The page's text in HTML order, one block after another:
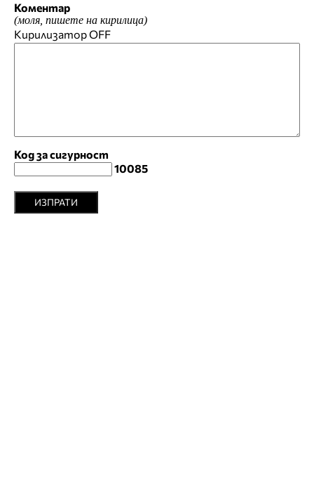
Коментар
(моля, пишете на кирилица)
КирилизаторOFF
Код за сигурност
10085
ИЗПРАТИ